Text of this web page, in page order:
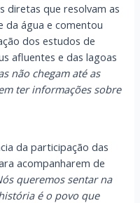
diretas que resolvam as
da água e comentou
dos estudos de
afluentes e das lagoas
não chegam até as
ter informações sobre
da participação das
acompanharem de
queremos sentar na
é o povo que